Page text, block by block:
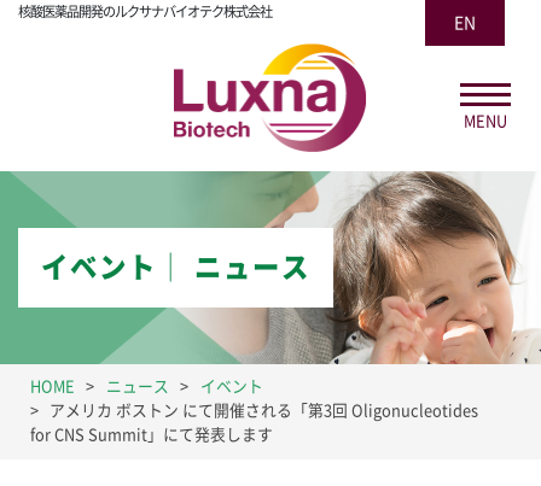
核酸医薬品開発のルクサナバイオテク株式会社
EN
MENU
イベント│ ニュース
HOME ニュース
イベント
アメリカ ボストン にて開催される「第3回 Oligonucleotides
for CNS Summit」にて発表します